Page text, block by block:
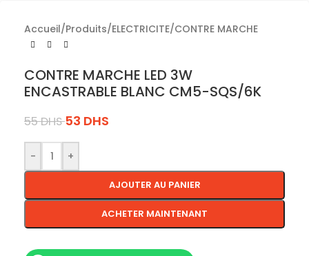
Accueil/Produits/ELECTRICITE/CONTRE MARCHE
CONTRE MARCHE LED 3W
ENCASTRABLE BLANC CM5-SQS/6K
55DHS 53 DHS
- +
AJOUTER AU PANIER
ACHETER MAINTENANT